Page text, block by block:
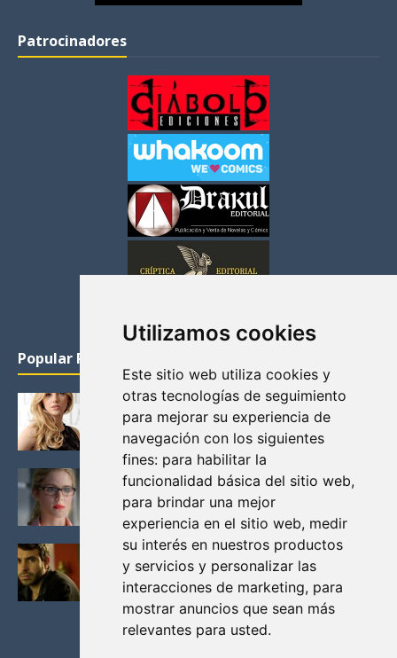
Utilizamos cookies
Este sitio web utiliza cookies y
otras tecnologías de seguimiento
para mejorar su experiencia de
navegación con los siguientes
fines: para habilitar la
funcionalidad básica del sitio web,
para brindar una mejor
experiencia en el sitio web, medir
su interés en nuestros productos
y servicios y personalizar las
interacciones de marketing, para
mostrar anuncios que sean más
relevantes para usted.
Patrocinadores
Popular Posts
KATHERYN WINNICK: LA ACTRIZ MAS GUAPA DE
VIKINGOS
Junio 14, 2013
FELICITY (EMILY BETT RICKARDS), LAS FOTOS
MAS BONITAS DE LA ALIADA DE ARROW
Noviembre 30, 2013
BLACK MIRROR: TODA TU HISTORIA. EPISODIO 3.
LA CRITICA
Mayo 17, 2012